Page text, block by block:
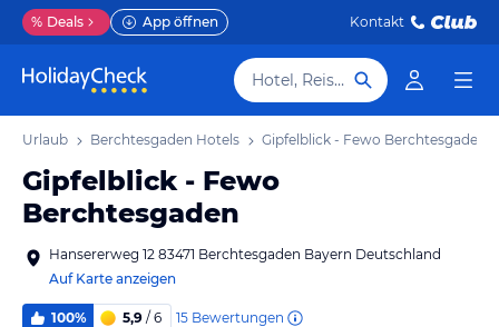
% Deals App öffnen Kontakt
Hotel, Reiseziel
Urlaub Berchtesgaden Hotels Gipfelblick - Fewo Berchtesgaden
Gipfelblick - Fewo
Berchtesgaden
Hansererweg 12 83471 Berchtesgaden Bayern Deutschland
Auf Karte anzeigen
100% 5,9 / 6 15 Bewertungen